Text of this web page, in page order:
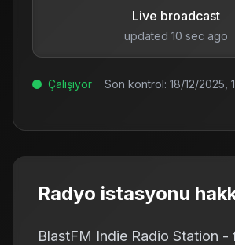
Live broadcast
updated 10 sec ago
Çalışıyor Son kontrol: 18/12/2025,
Radyo istasyonu
BlastFM Indie Radio Station -